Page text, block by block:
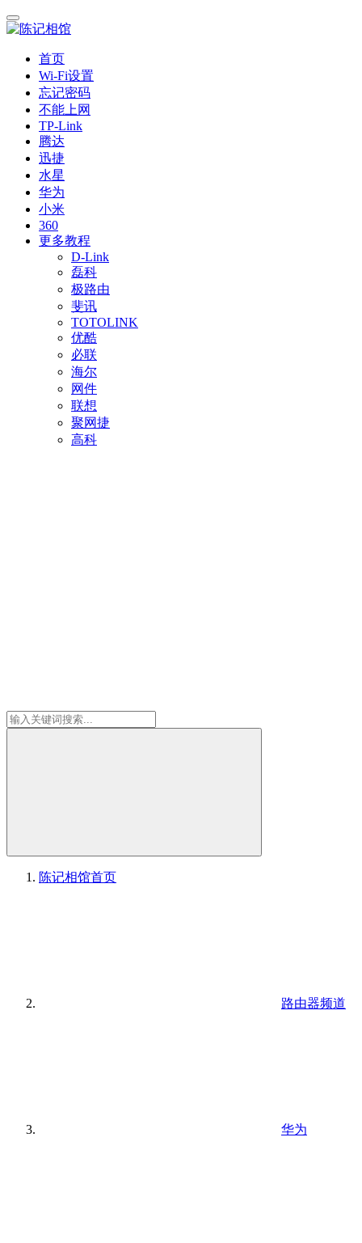
首页
Wi-Fi设置
忘记密码
不能上网
TP-Link
腾达
迅捷
水星
华为
小米
360
更多教程
D-Link
磊科
极路由
斐讯
TOTOLINK
优酷
必联
海尔
网件
联想
聚网捷
高科
陈记相馆首页
路由器频道
华为